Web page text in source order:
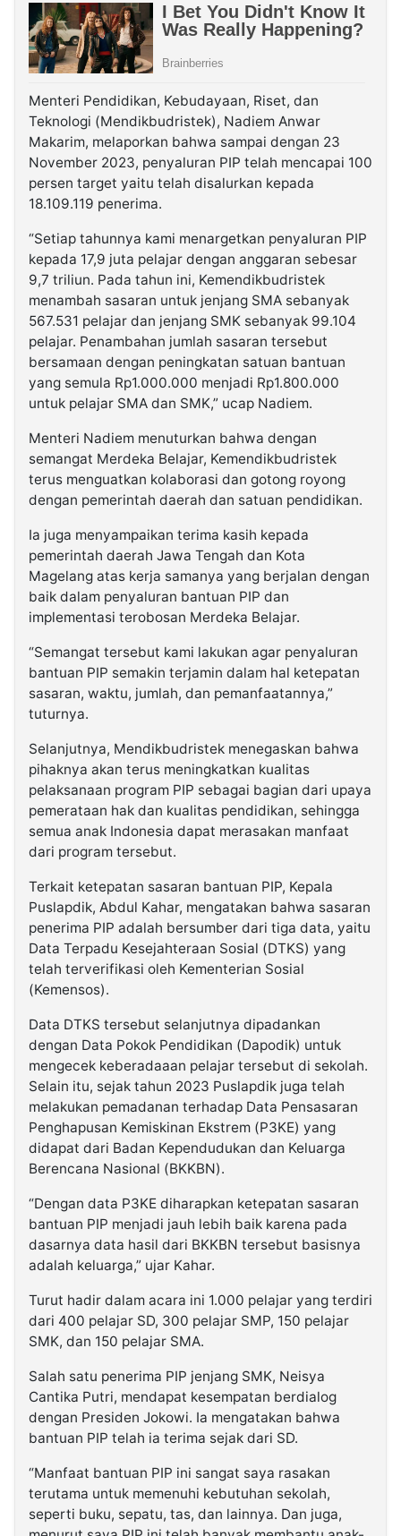
Menteri Pendidikan, Kebudayaan, Riset, dan
Teknologi (Mendikbudristek), Nadiem Anwar
Makarim, melaporkan bahwa sampai dengan 23
November 2023, penyaluran PIP telah mencapai 100
persen target yaitu telah disalurkan kepada
18.109.119 penerima.
“Setiap tahunnya kami menargetkan penyaluran PIP
kepada 17,9 juta pelajar dengan anggaran sebesar
9,7 triliun. Pada tahun ini, Kemendikbudristek
menambah sasaran untuk jenjang SMA sebanyak
567.531 pelajar dan jenjang SMK sebanyak 99.104
pelajar. Penambahan jumlah sasaran tersebut
bersamaan dengan peningkatan satuan bantuan
yang semula Rp1.000.000 menjadi Rp1.800.000
untuk pelajar SMA dan SMK,” ucap Nadiem.
Menteri Nadiem menuturkan bahwa dengan
semangat Merdeka Belajar, Kemendikbudristek
terus menguatkan kolaborasi dan gotong royong
dengan pemerintah daerah dan satuan pendidikan.
Ia juga menyampaikan terima kasih kepada
pemerintah daerah Jawa Tengah dan Kota
Magelang atas kerja samanya yang berjalan dengan
baik dalam penyaluran bantuan PIP dan
implementasi terobosan Merdeka Belajar.
“Semangat tersebut kami lakukan agar penyaluran
bantuan PIP semakin terjamin dalam hal ketepatan
sasaran, waktu, jumlah, dan pemanfaatannya,”
tuturnya.
Selanjutnya, Mendikbudristek menegaskan bahwa
pihaknya akan terus meningkatkan kualitas
pelaksanaan program PIP sebagai bagian dari upaya
pemerataan hak dan kualitas pendidikan, sehingga
semua anak Indonesia dapat merasakan manfaat
dari program tersebut.
Terkait ketepatan sasaran bantuan PIP, Kepala
Puslapdik, Abdul Kahar, mengatakan bahwa sasaran
penerima PIP adalah bersumber dari tiga data, yaitu
Data Terpadu Kesejahteraan Sosial (DTKS) yang
telah terverifikasi oleh Kementerian Sosial
(Kemensos).
Data DTKS tersebut selanjutnya dipadankan
dengan Data Pokok Pendidikan (Dapodik) untuk
mengecek keberadaaan pelajar tersebut di sekolah.
Selain itu, sejak tahun 2023 Puslapdik juga telah
melakukan pemadanan terhadap Data Pensasaran
Penghapusan Kemiskinan Ekstrem (P3KE) yang
didapat dari Badan Kependudukan dan Keluarga
Berencana Nasional (BKKBN).
“Dengan data P3KE diharapkan ketepatan sasaran
bantuan PIP menjadi jauh lebih baik karena pada
dasarnya data hasil dari BKKBN tersebut basisnya
adalah keluarga,” ujar Kahar.
Turut hadir dalam acara ini 1.000 pelajar yang terdiri
dari 400 pelajar SD, 300 pelajar SMP, 150 pelajar
SMK, dan 150 pelajar SMA.
Salah satu penerima PIP jenjang SMK, Neisya
Cantika Putri, mendapat kesempatan berdialog
dengan Presiden Jokowi. Ia mengatakan bahwa
bantuan PIP telah ia terima sejak dari SD.
“Manfaat bantuan PIP ini sangat saya rasakan
terutama untuk memenuhi kebutuhan sekolah,
seperti buku, sepatu, tas, dan lainnya. Dan juga,